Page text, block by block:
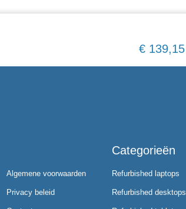
€ 139,15
Algemene voorwaarden
Privacy beleid
Categorieën
Refurbished laptops
Refurbished desktops